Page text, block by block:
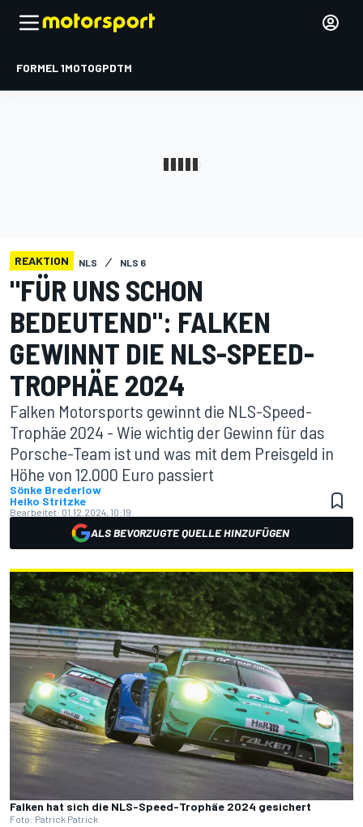
FORMEL 1MOTOGPDTM
REAKTION NLS NLS 6
"FÜR UNS SCHON
BEDEUTEND": FALKEN
GEWINNT DIE NLS-SPEED-
TROPHÄE 2024
Falken Motorsports gewinnt die NLS-Speed-
Trophäe 2024 - Wie wichtig der Gewinn für das
Porsche-Team ist und was mit dem Preisgeld in
Höhe von 12.000 Euro passiert
Sönke Brederlow
Heiko Stritzke
Bearbeitet: 01.12.2024, 10:19
ALS BEVORZUGTE QUELLE HINZUFÜGEN
Falken hat sich die NLS-Speed-Trophäe 2024 gesichert
Foto: Patrick Patrick